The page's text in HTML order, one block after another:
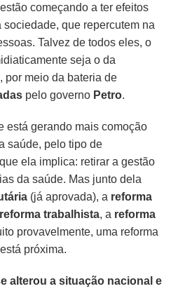
começando a ter efeitos
sociedade, que repercutem na
Talvez de todos eles, o
seja o da
por meio da bateria de
pelo governo Petro.
está gerando mais comoção
saúde, pelo tipo de
ela implica: retirar a gestão
da saúde. Mas junto dela
(já aprovada), a reforma
reforma trabalhista, a reforma
provavelmente, uma reforma
próxima.
alterou a situação nacional e